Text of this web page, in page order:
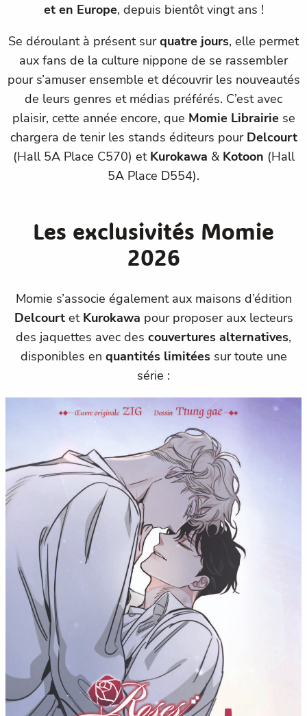
et en Europe, depuis bientôt vingt ans !
Se déroulant à présent surquatre jours, elle permet
aux fans de la culture nippone de se rassembler
pour s’amuser ensemble et découvrir les nouveautés
de leurs genres et médias préférés. C’est avec
plaisir, cette année encore, que Momie Librairiese
chargera de tenir les stands éditeurs pourDelcourt
(Hall 5A Place C570) et Kurokawa & Kotoon (Hall
5A Place D554).
Les exclusivités Momie
2026
Momie s’associe également aux maisons d’édition
Delcourt et Kurokawa pour proposer aux lecteurs
des jaquettes avec des couvertures alternatives,
disponibles en quantités limitéessur toute une
série :